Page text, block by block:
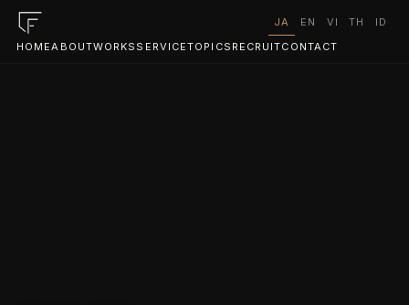
HOMEABOUTWORKS SERVICETOPICS RECRUITCONTACT
JA EN VI TH ID